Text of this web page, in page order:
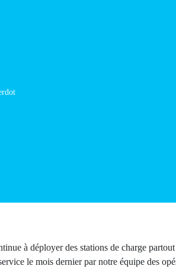
à déployer des stations de charge
mises en service le mois dernier par